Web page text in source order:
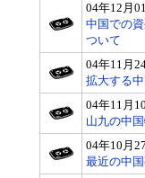
04年12月
中国での
ついて
04年11月
拡大する
04年11月
山九の中
04年10月
最近の中